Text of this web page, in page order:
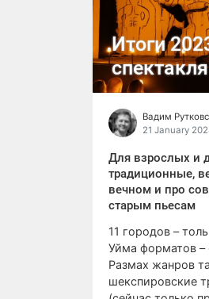
Итоги
спектакля
Вадим
21 January
Для взрослых и
традиционные,
вечном и про
старым пьесам
11 городов –
Уйма форматов –
Размах жанров
шекспировские